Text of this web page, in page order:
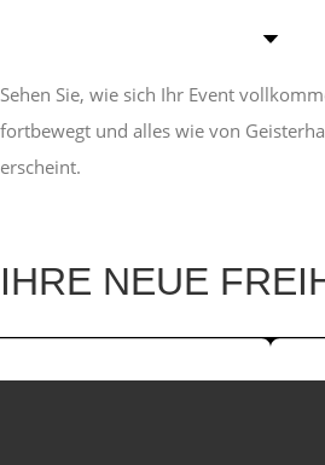
Sehen Sie, wie sich Ihr Event
fortbewegt und alles wie von
erscheint.
IHRE NEUE